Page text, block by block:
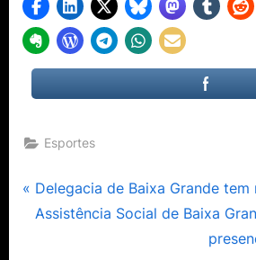
Esportes
Navegação
P
r
Delegacia de Baixa Grande
N
Assistência Social de Baixa